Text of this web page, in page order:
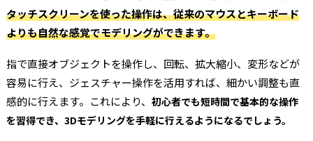
タッチスクリーンを使った操作は、従来のマウスとキーボード
よりも自然な感覚でモデリングができます。
指で直接オブジェクトを操作し、回転、拡大縮小、変形などが
容易に行え、ジェスチャー操作を活用すれば、細かい調整も直
感的に行えます。これにより、 初心者でも短時間で基本的な操作
を習得でき、3Dモデリングを手軽に行えるようになるでしょう。